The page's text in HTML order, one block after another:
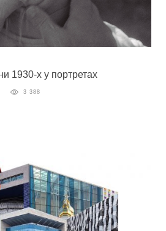
1930-х у портретах
3 388